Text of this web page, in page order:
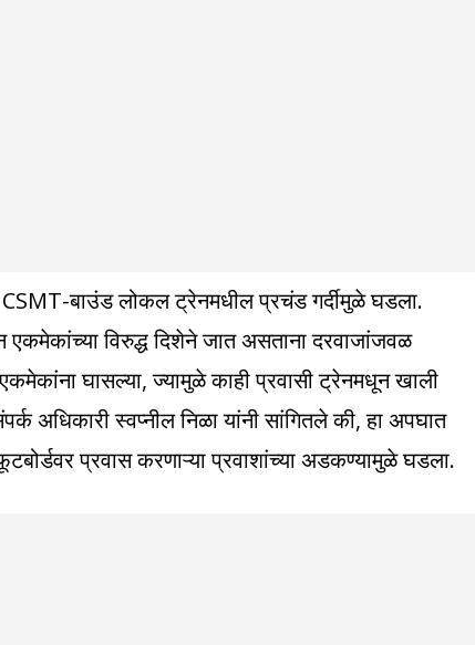
बाउंड लोकल ट्रेनमधील प्रचंड गर्दीमुळे घडला.
एकमेकांच्या विरुद्ध दिशेने जात असताना दरवाजांजवळ
घासल्या, ज्यामुळे काही प्रवासी ट्रेनमधून खाली
अधिकारी स्वप्नील निळा यांनी सांगितले की, हा अपघात
प्रवास करणाऱ्या प्रवाशांच्या अडकण्यामुळे घडला.